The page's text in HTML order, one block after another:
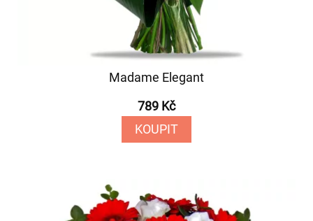
Madame Elegant
789 Kč
KOUPIT